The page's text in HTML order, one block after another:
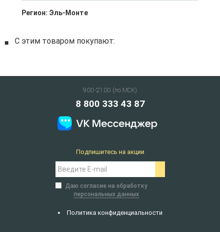
Регион: Эль-Монте
С этим товаром покупают:
9:00-21:00 (по МСК)
8 800 333 43 87
Политика конфиденциальности
Подпишитесь на акции
Даю согласие на обработку
персональных данных